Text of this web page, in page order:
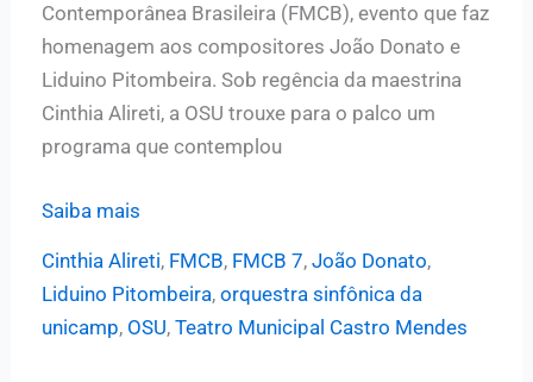
Contemporânea Brasileira (FMCB), evento que faz
homenagem aos compositores João Donato e
Liduino Pitombeira. Sob regência da maestrina
Cinthia Alireti, a OSU trouxe para o palco um
programa que contemplou
OSU
oficialmente
a
sétima
Saiba mais
Cinthia Alireti, FMCB, FMCB 7, João Donato,
Liduino Pitombeira, orquestra sinfônica da
unicamp, OSU, Teatro Municipal Castro Mendes